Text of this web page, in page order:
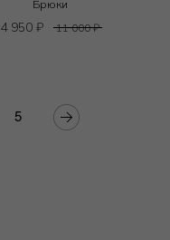
Брюки
4 950 ₽ 11 000₽
5